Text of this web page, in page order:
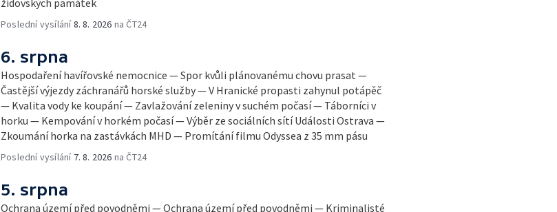
židovských památek
Poslední vysílání8. 8. 2026 na ČT24
6. srpna
Hospodaření havířovské nemocnice — Spor kvůli plánovanému chovu prasat —
Častější výjezdy záchranářů horské služby — V Hranické propasti zahynul potápěč
— Kvalita vody ke koupání — Zavlažování zeleniny v suchém počasí — Táborníci v
horku — Kempování v horkém počasí — Výběr ze sociálních sítí Události Ostrava —
Zkoumání horka na zastávkách MHD — Promítání filmu Odyssea z 35 mm pásu
Poslední vysílání 7. 8. 2026 na ČT24
5. srpna
Ochrana území před povodněmi — Ochrana území před povodněmi — Kriminalisté